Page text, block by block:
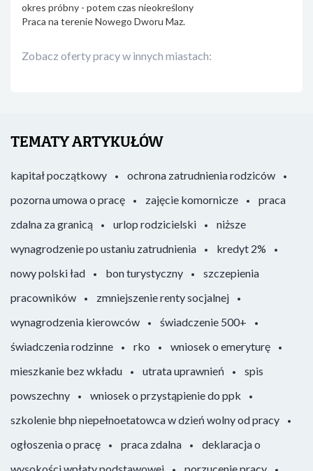
okres próbny - potem czas nieokreślony
Praca na terenie Nowego Dworu Maz.
Zobacz oferty pracy w innych miastach:
TEMATY ARTYKUŁÓW
kapitał początkowy
ochrona zatrudnienia rodziców
pozorna umowa o pracę
zajęcie komornicze
praca
zdalna za granicą
urlop rodzicielski
niższe
wynagrodzenie po ustaniu zatrudnienia
kredyt 2%
nowy polski ład
bon turystyczny
szczepienia
pracowników
zmniejszenie renty socjalnej
wynagrodzenia kierowców
świadczenie 500+
świadczenia rodzinne
rko
wniosek o emeryturę
mieszkanie bez wkładu
utrata uprawnień
spis
powszechny
wniosek o przystąpienie do ppk
szkolenie bhp niepełnoetatowca w dzień wolny od pracy
ogłoszenia o pracę
praca zdalna
deklaracja o